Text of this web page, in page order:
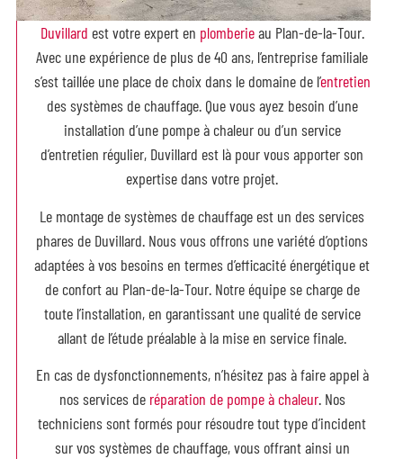
Duvillard est votre expert en plomberieau Plan-de-la-Tour.
Avec une expérience de plus de 40 ans, l’entreprise familiale
s’est taillée une place de choix dans le domaine de l’entretien
des systèmes de chauffage. Que vous ayez besoin d’une
installation d’une pompe à chaleur ou d’un service
d’entretien régulier, Duvillard est là pour vous apporter son
expertise dans votre projet.
Le montage de systèmes de chauffage est un des services
phares de Duvillard. Nous vous offrons une variété d’options
adaptées à vos besoins en termes d’efficacité énergétique et
de confort au Plan-de-la-Tour. Notre équipe se charge de
toute l’installation, en garantissant une qualité de service
allant de l’étude préalable à la mise en service finale.
En cas de dysfonctionnements, n’hésitez pas à faire appel à
nos services de réparation de pompe à chaleur. Nos
techniciens sont formés pour résoudre tout type d’incident
sur vos systèmes de chauffage, vous offrant ainsi un